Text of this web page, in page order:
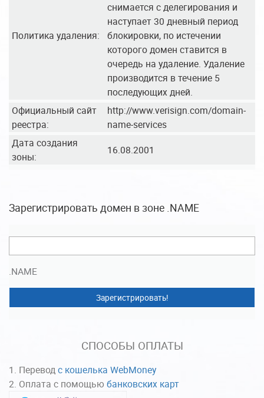
Политика удаления:
снимается с делегирования и
наступает 30 дневный период
блокировки, по истечении
которого домен ставится в
очередь на удаление. Удаление
производится в течение 5
последующих дней.
Официальный сайт
реестра:
http://www.verisign.com/domain-
name-services
Дата создания
зоны:
16.08.2001
Зарегистрировать домен в зоне .NAME
.NAME
Зарегистрировать!
СПОСОБЫ ОПЛАТЫ
Переводс кошелька WebMoney
Оплата с помощью банковских карт